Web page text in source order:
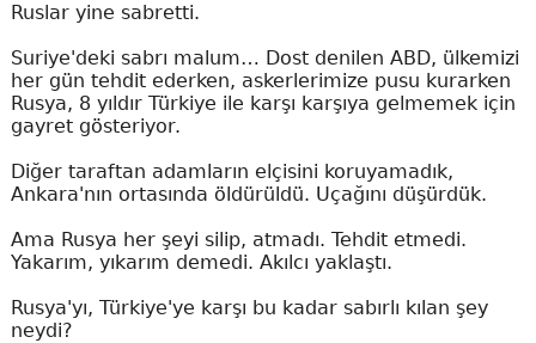
Ruslar yine sabretti.
Suriye'deki sabrı malum… Dost denilen ABD, ülkemizi
her gün tehdit ederken, askerlerimize pusu kurarken
Rusya, 8 yıldır Türkiye ile karşı karşıya gelmemek için
gayret gösteriyor.
Diğer taraftan adamların elçisini koruyamadık,
Ankara'nın ortasında öldürüldü. Uçağını düşürdük.
Ama Rusya her şeyi silip, atmadı. Tehdit etmedi.
Yakarım, yıkarım demedi. Akılcı yaklaştı.
Rusya'yı, Türkiye'ye karşı bu kadar sabırlı kılan şey
neydi?